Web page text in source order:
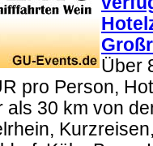
Über
pro Person,
30 km von